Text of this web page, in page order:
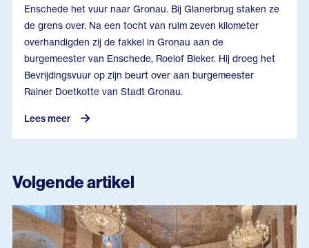
Enschede het vuur naar Gronau. Bij Glanerbrug staken ze
de grens over. Na een tocht van ruim zeven kilometer
overhandigden zij de fakkel in Gronau aan de
burgemeester van Enschede, Roelof Bleker. Hij droeg het
Bevrijdingsvuur op zijn beurt over aan burgemeester
Rainer Doetkotte van Stadt Gronau.
Lees meer
Volgende artikel